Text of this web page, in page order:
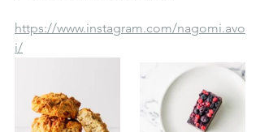
https://www.instagram.com/nagomi.avo
i/